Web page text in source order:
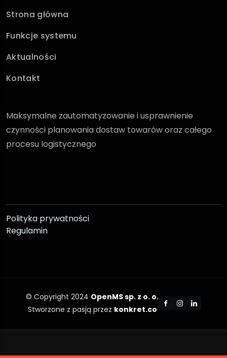
Strona główna
Funkcje systemu
Aktualności
Kontakt
Maksymalne zautomatyzowanie i usprawnienie
czynności planowania dostaw towarów oraz całego
procesu logistycznego
Polityka prywatności
Regulamin
© Copyright 2024 OpenMS sp. z o. o.
Stworzone z pasją przez konkret.co